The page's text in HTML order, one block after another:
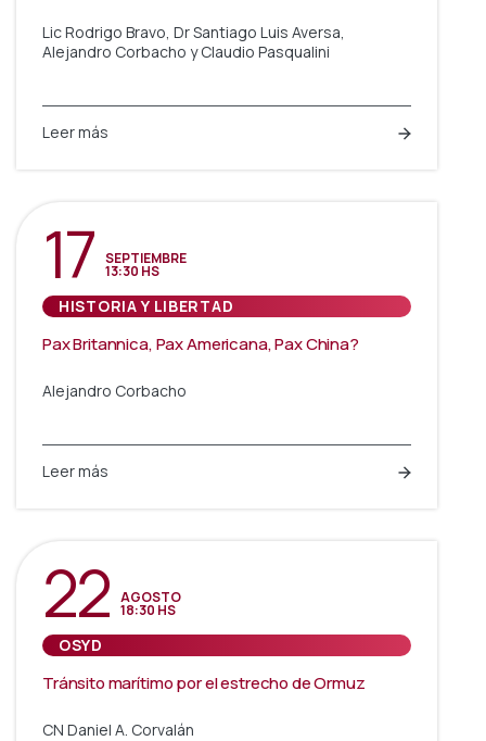
Lic Rodrigo Bravo, Dr Santiago Luis Aversa,
Alejandro Corbacho y Claudio Pasqualini
Leer más
17 SEPTIEMBRE
13:30 HS
HISTORIA Y LIBERTAD
Pax Britannica, Pax Americana, Pax China?
Alejandro Corbacho
Leer más
22 AGOSTO
18:30 HS
OSYD
Tránsito marítimo por el estrecho de Ormuz
CN Daniel A. Corvalán